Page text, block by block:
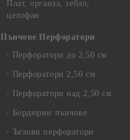
Плат, органза, зебло,
целофан
Пънчове Перфоратори
Перфоратори до 2,50 см
Перфоратори 2,50 см
Перфоратори над 2,50 см
Бордюрни пънчове
Ъглови перфоратори